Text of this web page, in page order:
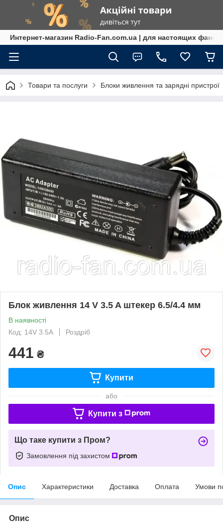
Интернет-магазин Radio-Fan.com.ua | для настоящих фанов!
Товари та послуги Блоки живлення та зарядні пристрої
Блок живлення 14 V 3.5 A штекер 6.5/4.4 мм
В наявності
Код: 14V 3.5A
Роздріб
441 ₴
Купити
або
Купити з
Що таке купити з Пром?
Замовлення під захистом
Опис Характеристики Доставка Оплата Умови
Опис